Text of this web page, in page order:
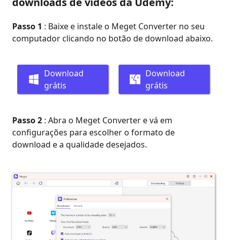
Passo 1 : Baixe e instale o Meget Converter no seu
computador clicando no botão de download abaixo.
Download
grátis
Download
grátis
Passo 2 : Abra o Meget Converter e vá em
configurações para escolher o formato de
download e a qualidade desejados.